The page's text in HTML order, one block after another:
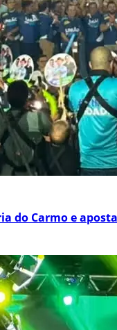
do Carmo e